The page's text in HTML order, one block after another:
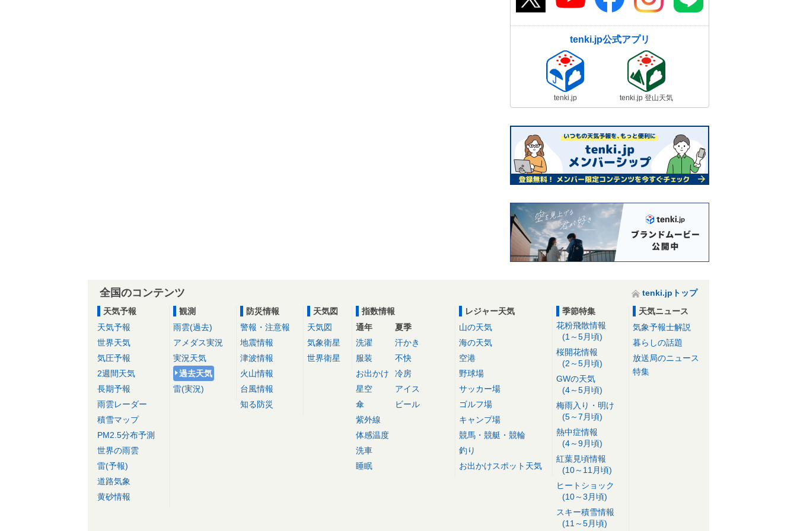
tenki.jp公式アプリ
tenki.jp tenki.jp 登山天気
全国のコンテンツ
tenki.jpトップ
天気予報
天気予報
世界天気
気圧予報
2週間天気
長期予報
雨雲レーダー
積雪マップ
PM2.5分布予測
世界の雨雲
雷(予報)
道路気象
黄砂情報
観測
雨雲(過去)
アメダス実況
実況天気
過去天気
雷(実況)
防災情報
警報・注意報
地震情報
津波情報
火山情報
台風情報
知る防災
天気図
天気図
気象衛星
世界衛星
指数情報
通年
洗濯
服装
お出かけ
星空
傘
紫外線
体感温度
洗車
睡眠
夏季
汗かき
不快
冷房
アイス
ビール
レジャー天気
山の天気
海の天気
空港
野球場
サッカー場
ゴルフ場
キャンプ場
競馬・競艇・競輪
釣り
お出かけスポット天気
季節特集
花粉飛散情報
(1～5月頃)
桜開花情報
(2～5月頃)
GWの天気
(4～5月頃)
梅雨入り・明け
(5～7月頃)
熱中症情報
(4～9月頃)
紅葉見頃情報
(10～11月頃)
ヒートショック
(10～3月頃)
スキー積雪情報
(11～5月頃)
天気ニュース
気象予報士解説
暮らしの話題
放送局のニュース
特集